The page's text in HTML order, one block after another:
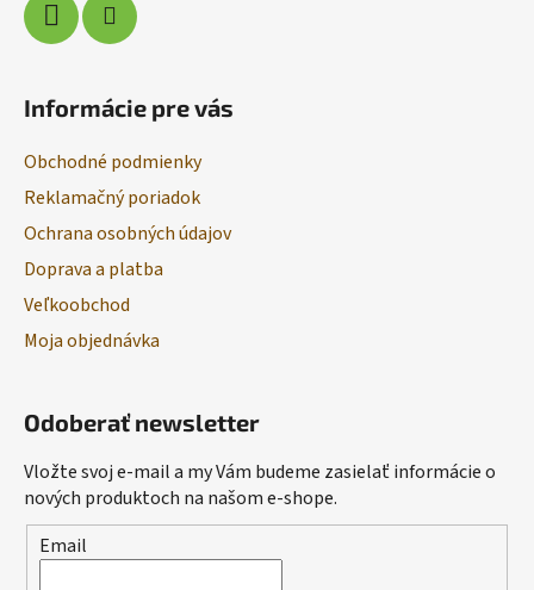
Informácie pre vás
Obchodné podmienky
Reklamačný poriadok
Ochrana osobných údajov
Doprava a platba
Veľkoobchod
Moja objednávka
Odoberať newsletter
Vložte svoj e-mail a my Vám budeme zasielať informácie o
nových produktoch na našom e-shope.
Email